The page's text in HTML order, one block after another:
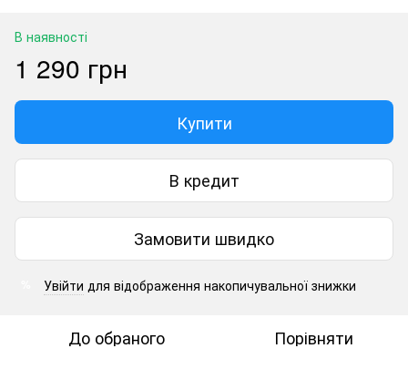
В наявності
1 290 грн
Купити
В кредит
Замовити швидко
Увійти для відображення накопичувальної знижки
До обраного Порівняти